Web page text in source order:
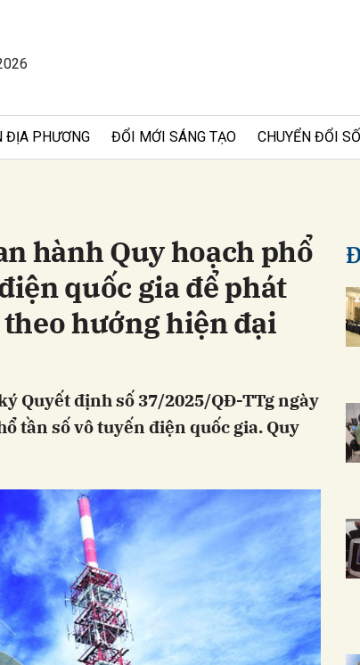
ĐỊA PHƯƠNG ĐỔI MỚI SÁNG TẠO CHUYỂN ĐỔI SỐ
hành Quy hoạch phổ
quốc gia để phát
hướng hiện đại
Quyết định số 37/2025/QĐ-TTg ngày
tần số vô tuyến điện quốc gia. Quy